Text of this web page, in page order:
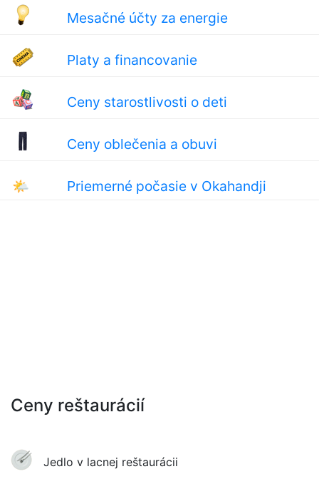
Mesačné účty za energie
Platy a financovanie
Ceny starostlivosti o deti
Ceny oblečenia a obuvi
🌤 Priemerné počasie v Okahandji
Ceny reštaurácií
Jedlo v lacnej reštaurácii